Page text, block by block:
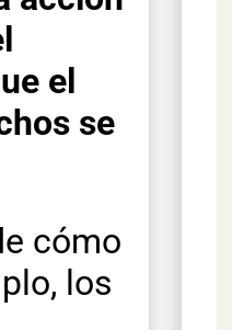
el
se
cómo
los